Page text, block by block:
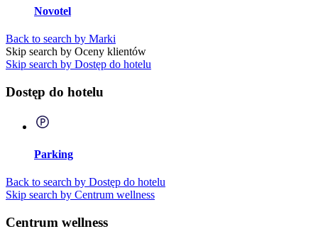
Novotel
Back to search by Marki
Skip search by Oceny klientów
Skip search by Dostęp do hotelu
Dostęp do hotelu
Parking
Back to search by Dostęp do hotelu
Skip search by Centrum wellness
Centrum wellness